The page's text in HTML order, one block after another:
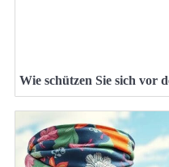
Wie schützen Sie sich vor